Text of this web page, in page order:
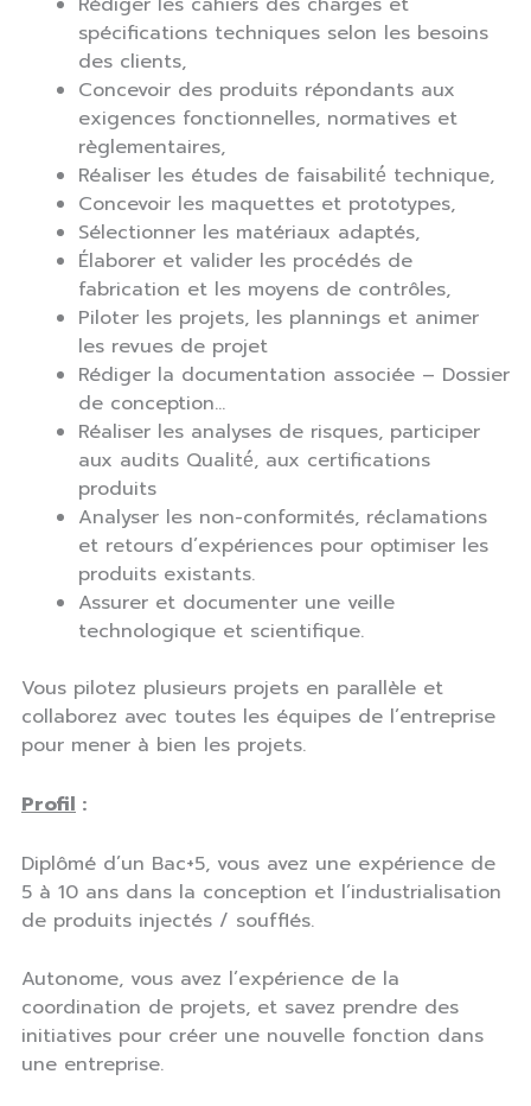
spécifications techniques selon les besoins
des clients,
Concevoir des produits répondants aux
exigences fonctionnelles, normatives et
règlementaires,
Réaliser les études de faisabilité́ technique,
Concevoir les maquettes et prototypes,
Sélectionner les matériaux adaptés,
Élaborer et valider les procédés de
fabrication et les moyens de contrôles,
Piloter les projets, les plannings et animer
les revues de projet
Rédiger la documentation associée – Dossier
de conception…
Réaliser les analyses de risques, participer
aux audits Qualité́, aux certifications
produits
Analyser les non-conformités, réclamations
et retours d’expériences pour optimiser les
produits existants.
Assurer et documenter une veille
technologique et scientifique.
Vous pilotez plusieurs projets en parallèle et
collaborez avec toutes les équipes de l’entreprise
pour mener à bien les projets.
Profil :
Diplômé d’un Bac+5, vous avez une expérience de
5 à 10 ans dans la conception et l’industrialisation
de produits injectés / soufflés.
Autonome, vous avez l’expérience de la
coordination de projets, et savez prendre des
initiatives pour créer une nouvelle fonction dans
une entreprise.